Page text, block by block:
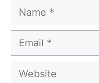
Name
Email
Website